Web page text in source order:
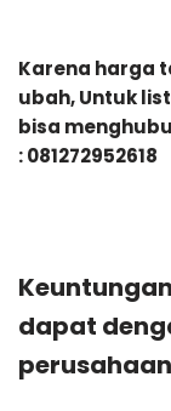
Karena harga
ubah, Untuk
bisa
: 081272952618
dapat